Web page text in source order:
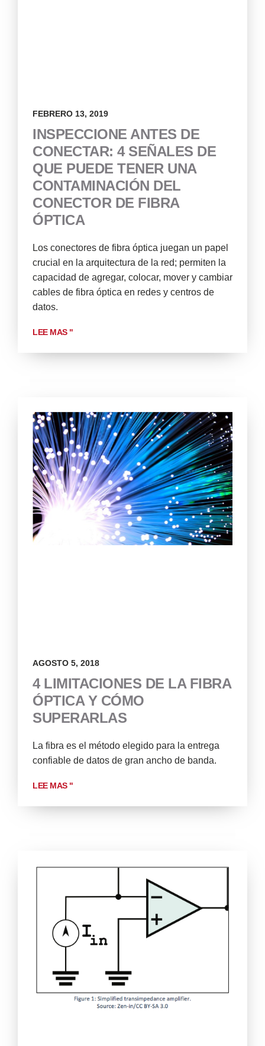
INSPECCIONE ANTES DE
CONECTAR: 4 SEÑALES DE
QUE PUEDE TENER UNA
CONTAMINACIÓN DEL
CONECTOR DE FIBRA
ÓPTICA
FEBRERO 13, 2019
Los conectores de fibra óptica juegan un papel
crucial en la arquitectura de la red; permiten la
capacidad de agregar, colocar, mover y cambiar
cables de fibra óptica en redes y centros de
datos.
LEE MAS "
4 LIMITACIONES DE LA FIBRA
ÓPTICA Y CÓMO
SUPERARLAS
AGOSTO 5, 2018
La fibra es el método elegido para la entrega
confiable de datos de gran ancho de banda.
LEE MAS "